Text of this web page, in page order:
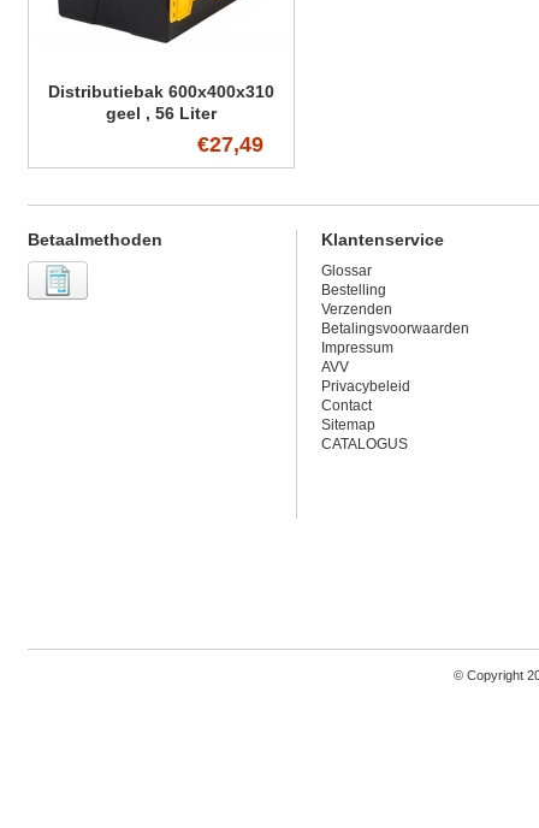
Distributiebak 600x400x310
geel , 56 Liter
€27,49
Betaalmethoden Klantenservice
Glossar
Bestelling
Verzenden
Betalingsvoorwaarden
Impressum
AVV
Privacybeleid
Contact
Sitemap
CATALOGUS
© Copyright